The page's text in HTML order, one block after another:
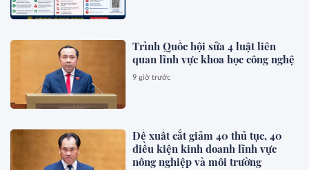
Trình Quốc hội sửa 4 luật liên
quan lĩnh vực khoa học công nghệ
9 giờ trước
Đề xuất cắt giảm 40 thủ tục, 40
điều kiện kinh doanh lĩnh vực
nông nghiệp và môi trường